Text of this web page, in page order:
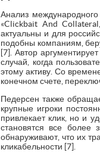
Анализ
«Clickbait And
актуальны и для
подобны компаниям,
[7]. Автор
случай, когда
этому активу. Со
конечном счете,
Педерсен также
крупные игроки
привлекает клик, но и
становятся все более
обнаруживают, что их
кликабельности [7].